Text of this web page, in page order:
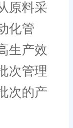
原料采
化管
生产效
次管理
次的产